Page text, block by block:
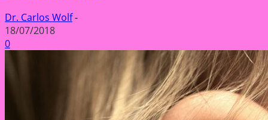
Dr. Carlos Wolf-
18/07/2018
0